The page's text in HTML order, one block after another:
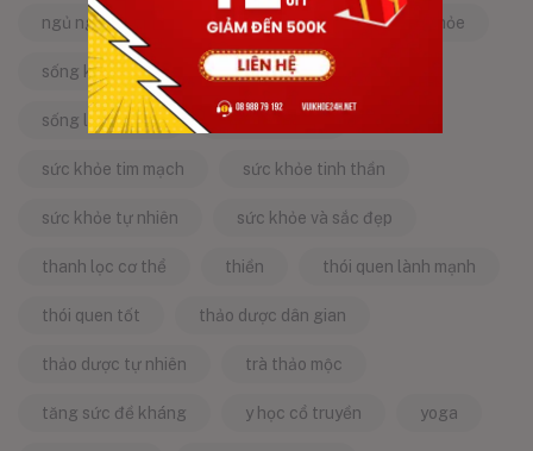
ngủ ngon năng lượng tích cực sống khỏe
sống khỏe mỗi ngày sống khỏe đẹp
sống lành mạnh sống tích cực
sức khỏe tim mạch sức khỏe tinh thần
sức khỏe tự nhiên sức khỏe và sắc đẹp
thanh lọc cơ thể thiền thói quen lành mạnh
thói quen tốt thảo dược dân gian
thảo dược tự nhiên trà thảo mộc
tăng sức đề kháng y học cổ truyền yoga